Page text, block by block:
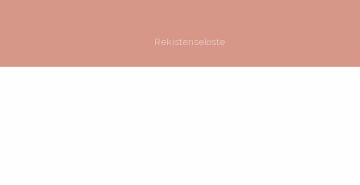
Rekisteriseloste